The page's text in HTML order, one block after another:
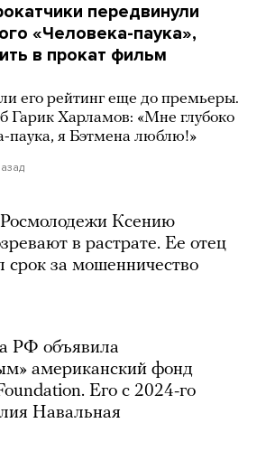
передвинули
«Человека-паука»,
в прокат фильм
его рейтинг еще до премьеры.
Гарик Харламов: «Мне глубоко
паука, я Бэтмена люблю!»
Ксению
в растрате. Ее отец
срок за мошенничество
РФ объявила
американский фонд
Его с 2024-го
Навальная